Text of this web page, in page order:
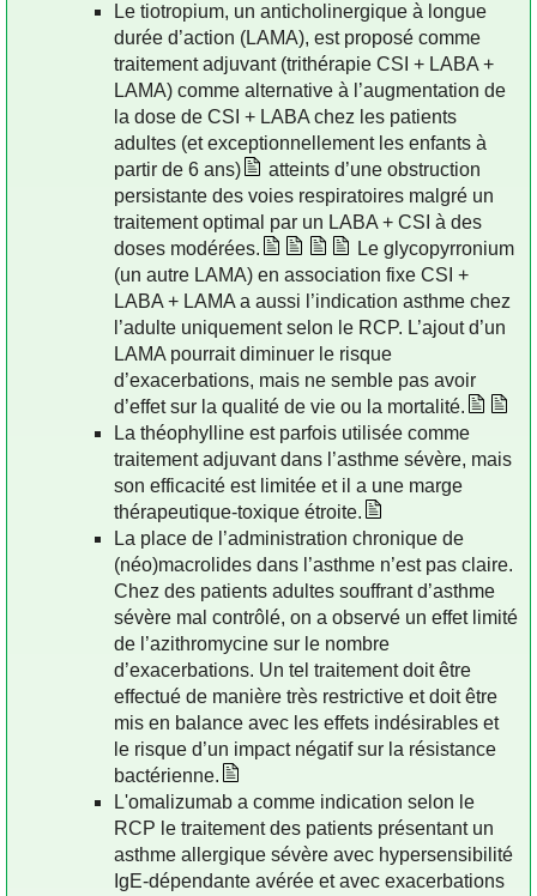
Le tiotropium, un anticholinergique à longue
durée d’action (LAMA), est proposé comme
traitement adjuvant (trithérapie CSI + LABA +
LAMA) comme alternative à l’augmentation de
la dose de CSI + LABA chez les patients
adultes (et exceptionnellement les enfants à
partir de 6 ans)
atteints d’une obstruction
persistante des voies respiratoires malgré un
traitement optimal par un LABA + CSI à des
doses modérées.
Le glycopyrronium
(un autre LAMA) en association fixe CSI +
LABA + LAMA a aussi l’indication asthme chez
l’adulte uniquement selon le RCP. L’ajout d’un
LAMA pourrait diminuer le risque
d’exacerbations, mais ne semble pas avoir
d’effet sur la qualité de vie ou la mortalité.
La théophylline est parfois utilisée comme
traitement adjuvant dans l’asthme sévère, mais
son efficacité est limitée et il a une marge
thérapeutique-toxique étroite.
La place de l’administration chronique de
(néo)macrolides dans l’asthme n’est pas claire.
Chez des patients adultes souffrant d’asthme
sévère mal contrôlé, on a observé un effet limité
de l’azithromycine sur le nombre
d’exacerbations. Un tel traitement doit être
effectué de manière très restrictive et doit être
mis en balance avec les effets indésirables et
le risque d’un impact négatif sur la résistance
bactérienne.
L'omalizumab a comme indication selon le
RCP le traitement des patients présentant un
asthme allergique sévère avec hypersensibilité
IgE-dépendante avérée et avec exacerbations